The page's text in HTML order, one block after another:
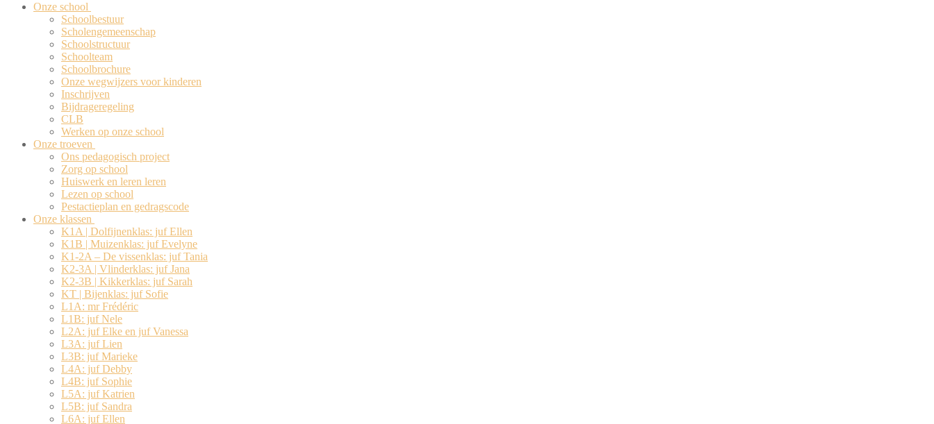
Onze school
Schoolbestuur
Scholengemeenschap
Schoolstructuur
Schoolteam
Schoolbrochure
Onze wegwijzers voor kinderen
Inschrijven
Bijdrageregeling
CLB
Werken op onze school
Onze troeven
Ons pedagogisch project
Zorg op school
Huiswerk en leren leren
Lezen op school
Pestactieplan en gedragscode
Onze klassen
K1A | Dolfijnenklas: juf Ellen
K1B | Muizenklas: juf Evelyne
K1-2A – De vissenklas: juf Tania
K2-3A | Vlinderklas: juf Jana
K2-3B | Kikkerklas: juf Sarah
KT | Bijenklas: juf Sofie
L1A: mr Frédéric
L1B: juf Nele
L2A: juf Elke en juf Vanessa
L3A: juf Lien
L3B: juf Marieke
L4A: juf Debby
L4B: juf Sophie
L5A: juf Katrien
L5B: juf Sandra
L6A: juf Ellen